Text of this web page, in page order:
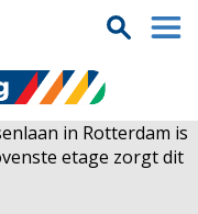
in Rotterdam is
etage zorgt dit